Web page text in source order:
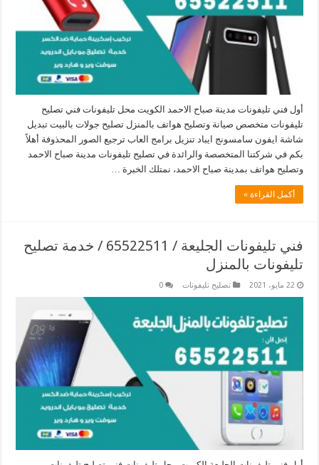
أول فني تليفونات مدينة صباح الاحمد الكويت محل تليفونات فني تصليح
تليفونات متخصص صيانة وتصليح هواتف بالمنزل تصليح جولات بالبيت تبديل
شاشة ايفون سامسونج ايباد تنزيل برامج العاب ترجيع الصور المحذوفة أهلاً
بكم في شركتنا المتخصصة والرائدة في تصليح تليفونات مدينة صباح الاحمد
وتصليح هواتف بمدينة صباح الاحمد، نمتلك الخبرة …
أكمل القراءة »
فني تليفونات الجليعة / 65522511 / خدمة تصليح
تليفونات بالمنزل
22 مايو، 2021 تصليح تليفونات 0